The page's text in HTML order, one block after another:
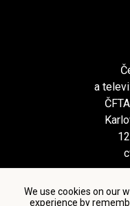
We use cookies on our
experience by
a